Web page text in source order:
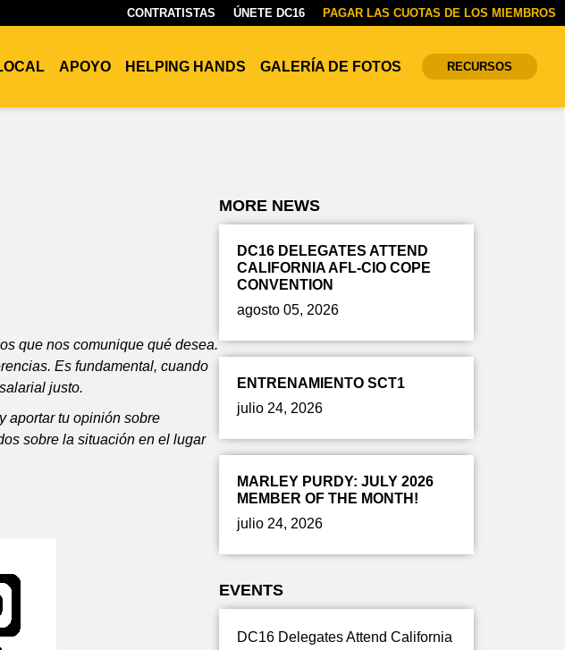
CONTRATISTAS ÚNETE DC16 PAGAR LAS CUOTAS DE LOS MIEMBROS
APOYO HELPING HANDS GALERÍA DE FOTOS RECURSOS
que nos comunique qué desea.
Es fundamental, cuando
justo.
aportar tu opinión sobre
sobre la situación en el lugar
MORE NEWS
DC16 DELEGATES ATTEND
CALIFORNIA AFL-CIO COPE
CONVENTION
agosto 05, 2026
ENTRENAMIENTO SCT1
julio 24, 2026
MARLEY PURDY: JULY 2026
MEMBER OF THE MONTH!
julio 24, 2026
EVENTS
DC16 Delegates Attend California